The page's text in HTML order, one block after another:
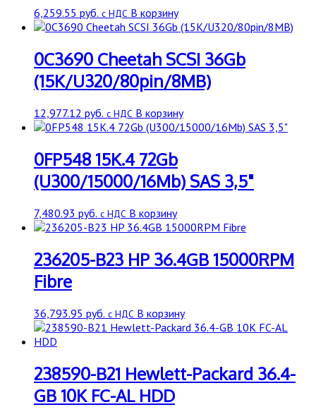
6,259.55 руб. с НДС В корзину
0C3690 Cheetah SCSI 36Gb
(15K/U320/80pin/8MB)
12,977.12 руб. с НДС В корзину
0FP548 15K.4 72Gb
(U300/15000/16Mb) SAS 3,5"
7,480.93 руб. с НДС В корзину
236205-B23 HP 36.4GB 15000RPM
Fibre
36,793.95 руб. с НДС В корзину
238590-B21 Hewlett-Packard 36.4-
GB 10K FC-AL HDD